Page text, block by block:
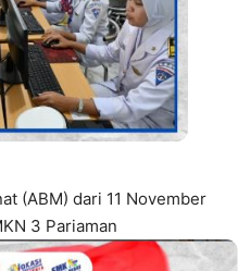
(ABM) dari 11 November
3 Pariaman